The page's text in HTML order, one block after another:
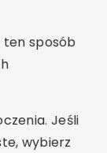
ten sposób
Jeśli
wybierz